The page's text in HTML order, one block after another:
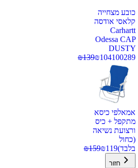
כובע מצחייה
קלאסי אודסה
Carhartt
Odessa CAP
DUSTY
100289
₪104
₪139
אמאלפי כיסא
מתקפל + כיס
ורצועת נשיאה
(כחול
בלבד)
₪119
₪159
חזור